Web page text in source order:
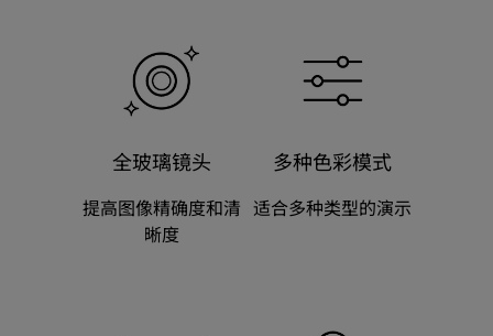
全玻璃镜头
提高图像精确度和清
晰度
多种色彩模式
适合多种类型的演示